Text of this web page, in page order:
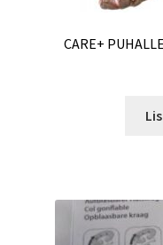
CARE+